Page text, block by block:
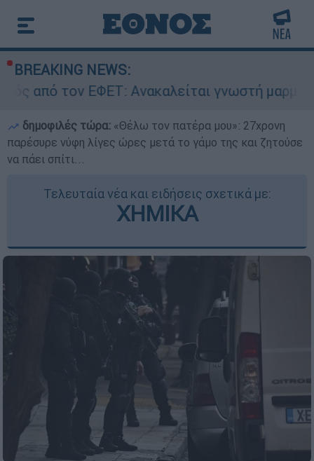
BREAKING NEWS:
Ανακαλείται γνωστή μαρμελάδα -
δημοφιλές τώρα: «Θέλω τον πατέρα μου»: 27χρονη
παρέσυρε νύφη λίγες ώρες μετά το γάμο της και ζητούσε
να πάει σπίτι...
Τελευταία νέα και ειδήσεις σχετικά με:
ΧΗΜΙΚΑ